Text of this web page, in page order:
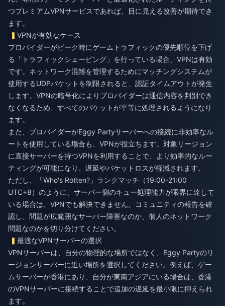
つプレミアムVPNサービスであれば、目に見える改善が期待でき
ます。
VPNが有効なケース
プロバイダーがピーク時にゲームトラフィックの優先順位を下げ
る「トラフィックシェーピング」を行っている場合、VPNは有効
です。ネットワーク混雑を管理するためにマッチングシステムが
使用するUDPパケットを制限されると、認証タイムアウトが発生
します。VPNの暗号化によりプロバイダーは通信内容を判別でき
なくなるため、すべてのパケットが平等に処理されるようになり
ます。
また、プロバイダーがEggy Partyサーバーへの接続に非効率なル
ートを使用している場合も、VPNが役立ちます。対象リージョン
に直接サーバーを持つVPNを利用することで、より効率的なルー
ティングが可能になり、遅延やパケットロスが軽減されます。
ただし、「Who's Rotten?」ランクマッチ（19:00-21:00
UTC+8）のように、サーバー側のキュー処理能力が限界に達して
いる場合は、VPNでも解決できません。コミュニティの報告を確
認し、問題が広範囲なサーバー障害なのか、個人のネットワーク
問題なのかを切り分けてください。
最適なVPNサーバーの選択
VPNサーバーは、自分の物理的な場所ではなく、Eggy Partyのリ
ージョンサーバーに近い場所を選択してください。例えば、ゲー
ムサーバーが香港にあり、自分が東南アジアにいる場合は、香港
のVPNサーバーに接続することで追加の遅延を最小限に抑えられ
ます。